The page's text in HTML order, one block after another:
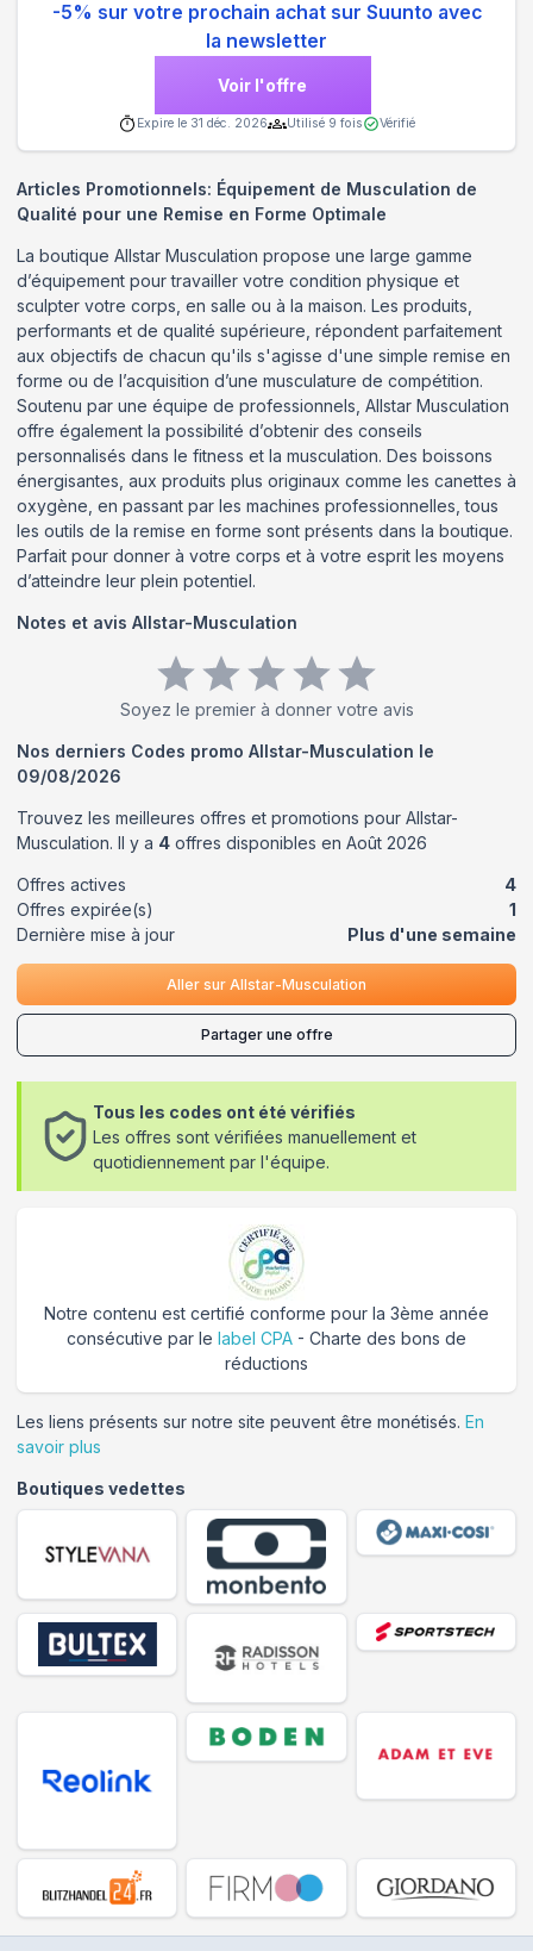
-5% sur votre prochain achat sur Suunto avec
la newsletter
Voir l'offre
Expire le 31 déc. 2026 Utilisé 9 fois Vérifié
Articles Promotionnels: Équipement de Musculation de
Qualité pour une Remise en Forme Optimale
La boutique Allstar Musculation propose une large gamme
d’équipement pour travailler votre condition physique et
sculpter votre corps, en salle ou à la maison. Les produits,
performants et de qualité supérieure, répondent parfaitement
aux objectifs de chacun qu'ils s'agisse d'une simple remise en
forme ou de l’acquisition d’une musculature de compétition.
Soutenu par une équipe de professionnels, Allstar Musculation
offre également la possibilité d’obtenir des conseils
personnalisés dans le fitness et la musculation. Des boissons
énergisantes, aux produits plus originaux comme les canettes à
oxygène, en passant par les machines professionnelles, tous
les outils de la remise en forme sont présents dans la boutique.
Parfait pour donner à votre corps et à votre esprit les moyens
d’atteindre leur plein potentiel.
Notes et avis Allstar-Musculation
Soyez le premier à donner votre avis
Nos derniers Codes promo Allstar-Musculation le
09/08/2026
Trouvez les meilleures offres et promotions pour Allstar-
Musculation. Il y a 4 offres disponibles en Août 2026
Offres actives
4
Offres expirée(s)
1
Dernière mise à jour
Plus d'une semaine
Aller sur Allstar-Musculation
Partager une offre
Tous les codes ont été vérifiés
Les offres sont vérifiées manuellement et
quotidiennement par l'équipe.
Notre contenu est certifié conforme pour la 3ème année
consécutive par le label CPA - Charte des bons de
réductions
Les liens présents sur notre site peuvent être monétisés. En
savoir plus
Boutiques vedettes